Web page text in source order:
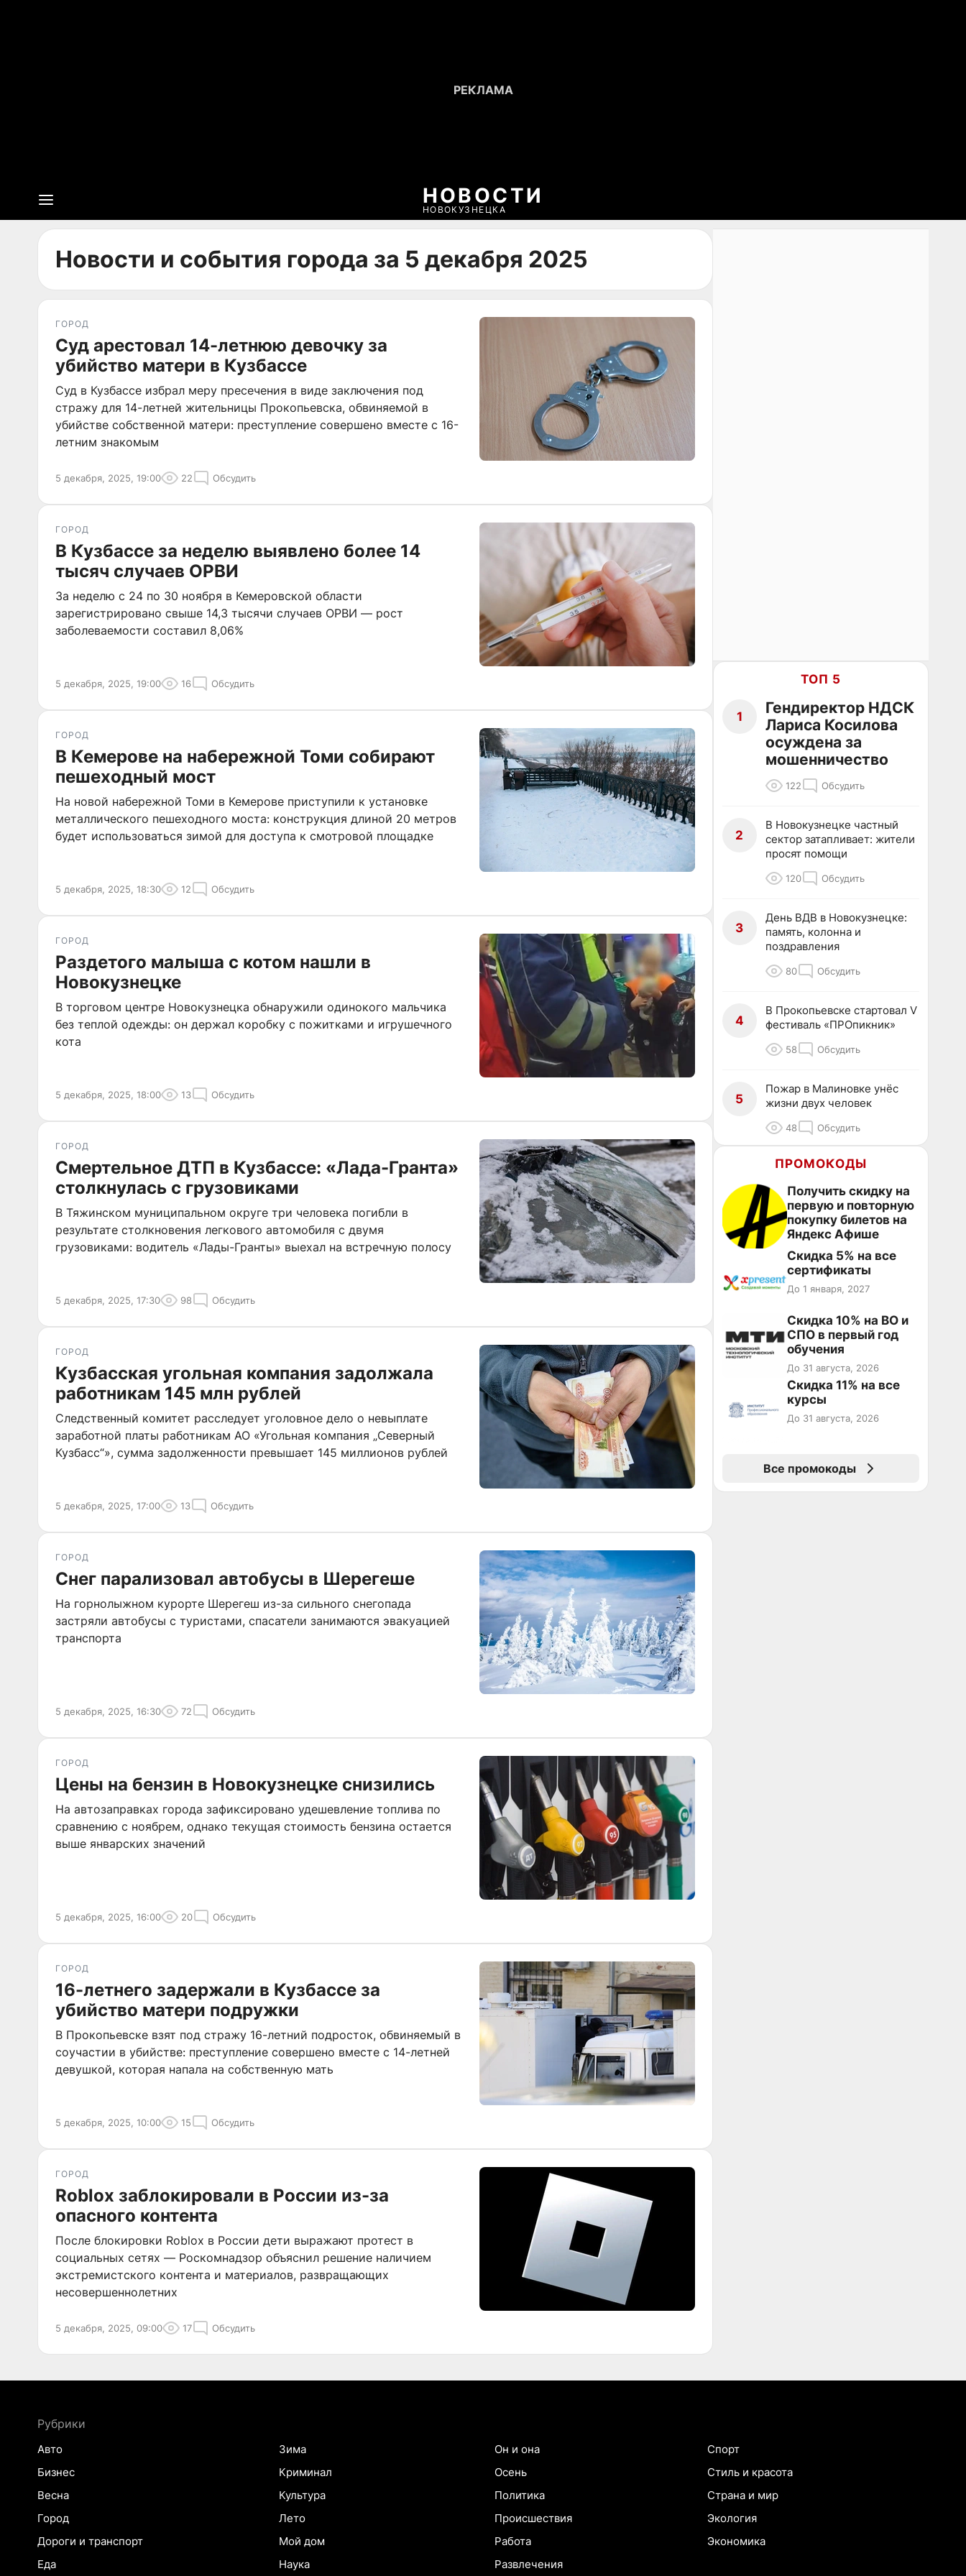
НОВОСТИ
НОВОКУЗНЕЦКА
Новости и события города за 5 декабря 2025
ГОРОД
Суд арестовал 14-летнюю девочку за
убийство матери в Кузбассе
Суд в Кузбассе избрал меру пресечения в виде заключения под
стражу для 14-летней жительницы Прокопьевска, обвиняемой в
убийстве собственной матери: преступление совершено вместе с 16-
летним знакомым
5 декабря, 2025, 19:00 22 Обсудить
ГОРОД
В Кузбассе за неделю выявлено более 14
тысяч случаев ОРВИ
За неделю с 24 по 30 ноября в Кемеровской области
зарегистрировано свыше 14,3 тысячи случаев ОРВИ — рост
заболеваемости составил 8,06%
5 декабря, 2025, 19:00 16 Обсудить
ГОРОД
В Кемерове на набережной Томи собирают
пешеходный мост
На новой набережной Томи в Кемерове приступили к установке
металлического пешеходного моста: конструкция длиной 20 метров
будет использоваться зимой для доступа к смотровой площадке
5 декабря, 2025, 18:30 12 Обсудить
ГОРОД
Раздетого малыша с котом нашли в
Новокузнецке
В торговом центре Новокузнецка обнаружили одинокого мальчика
без теплой одежды: он держал коробку с пожитками и игрушечного
кота
5 декабря, 2025, 18:00 13 Обсудить
ГОРОД
Смертельное ДТП в Кузбассе: «Лада-Гранта»
столкнулась с грузовиками
В Тяжинском муниципальном округе три человека погибли в
результате столкновения легкового автомобиля с двумя
грузовиками: водитель «Лады-Гранты» выехал на встречную полосу
5 декабря, 2025, 17:30 98 Обсудить
ГОРОД
Кузбасская угольная компания задолжала
работникам 145 млн рублей
Следственный комитет расследует уголовное дело о невыплате
заработной платы работникам АО «Угольная компания „Северный
Кузбасс“», сумма задолженности превышает 145 миллионов рублей
5 декабря, 2025, 17:00 13 Обсудить
ГОРОД
Снег парализовал автобусы в Шерегеше
На горнолыжном курорте Шерегеш из-за сильного снегопада
застряли автобусы с туристами, спасатели занимаются эвакуацией
транспорта
5 декабря, 2025, 16:30 72 Обсудить
ГОРОД
Цены на бензин в Новокузнецке снизились
На автозаправках города зафиксировано удешевление топлива по
сравнению с ноябрем, однако текущая стоимость бензина остается
выше январских значений
5 декабря, 2025, 16:00 20 Обсудить
ГОРОД
16-летнего задержали в Кузбассе за
убийство матери подружки
В Прокопьевске взят под стражу 16-летний подросток, обвиняемый в
соучастии в убийстве: преступление совершено вместе с 14-летней
девушкой, которая напала на собственную мать
5 декабря, 2025, 10:00 15 Обсудить
ГОРОД
Roblox заблокировали в России из-за
опасного контента
После блокировки Roblox в России дети выражают протест в
социальных сетях — Роскомнадзор объяснил решение наличием
экстремистского контента и материалов, развращающих
несовершеннолетних
5 декабря, 2025, 09:00 17 Обсудить
ТОП 5
1
Гендиректор НДСК
Лариса Косилова
осуждена за
мошенничество
122 Обсудить
2
В Новокузнецке частный
сектор затапливает: жители
просят помощи
120 Обсудить
3
День ВДВ в Новокузнецке:
память, колонна и
поздравления
80 Обсудить
4
В Прокопьевске стартовал V
фестиваль «ПРОпикник»
58 Обсудить
5
Пожар в Малиновке унёс
жизни двух человек
48 Обсудить
ПРОМОКОДЫ
Получить скидку на
первую и повторную
покупку билетов на
Яндекс Афише
Скидка 5% на все
сертификаты
До 1 января, 2027
Скидка 10% на ВО и
СПО в первый год
обучения
До 31 августа, 2026
Скидка 11% на все
курсы
До 31 августа, 2026
Все промокоды
Рубрики
Авто
Бизнес
Весна
Город
Дороги и транспорт
Еда
Зима
Криминал
Культура
Лето
Мой дом
Наука
Он и она
Осень
Политика
Происшествия
Работа
Развлечения
Спорт
Стиль и красота
Страна и мир
Экология
Экономика